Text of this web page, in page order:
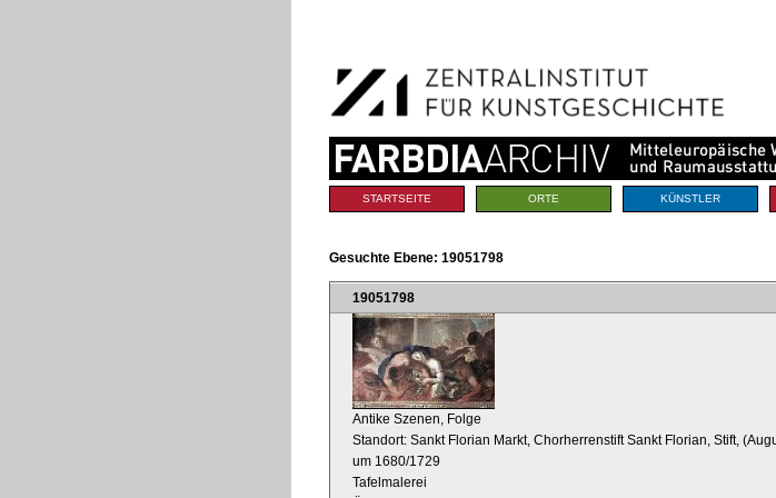
Navigation
Sektionen
STARTSEITE ORTE KÜNSTLER
Gesuchte Ebene: 19051798
19051798
Antike Szenen, Folge
Standort: Sankt Florian Markt, Chorherrenstift Sankt Florian, Stift,
um 1680/1729
Tafelmalerei